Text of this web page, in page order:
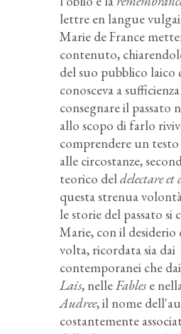
lettre en langue
Marie de France
contenuto,
del suo pubblico laico
conosceva a
consegnare il passato
allo scopo di farlo
comprendere un
alle circostanze,
teorico deldelectare et
questa strenua
le storie del passato si
Marie, con il desiderio
volta, ricordata sia dai
contemporanei che
Lais, nelleFablese
Audree, il nome
costantemente